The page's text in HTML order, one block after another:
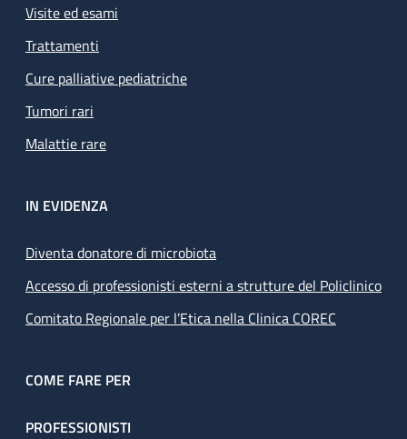
Visite ed esami
Trattamenti
Cure palliative pediatriche
Tumori rari
Malattie rare
IN EVIDENZA
Diventa donatore di microbiota
Accesso di professionisti esterni a strutture del Policlinico
Comitato Regionale per l’Etica nella Clinica COREC
COME FARE PER
PROFESSIONISTI